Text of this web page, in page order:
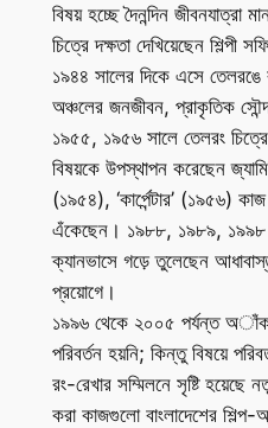
বিষয় হচ্ছে দৈনন্দিন জীবনযাত্রা
চিত্রে দক্ষতা দেখিয়েছেন শিল্পী
১৯৪৪ সালের দিকে এসে তেলরঙে
অঞ্চলের জনজীবন, প্রাকৃতিক
১৯৫৫, ১৯৫৬ সালে তেলরং
বিষয়কে উপস্থাপন করেছেন
(১৯৫৪), ‘কার্পেন্টার’ (১৯৫৬)
এঁকেছেন। ১৯৮৮, ১৯৮৯, ১৯৯৮
ক্যানভাসে গড়ে তুলেছেন
প্রয়োগে।
১৯৯৬ থেকে ২০০৫ পর্যন্ত
পরিবর্তন হয়নি; কিন্তু বিষয়ে
রং-রেখার সম্মিলনে সৃষ্টি
করা কাজগুলো বাংলাদেশের